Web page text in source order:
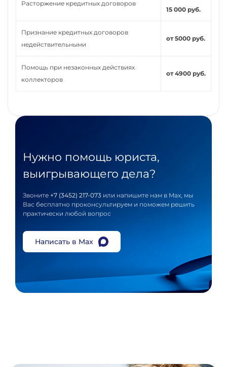
Расторжение кредитных договоров
15 000 руб.
Признание кредитных договоров
недействительными
от 5000 руб.
Помощь при незаконных действиях
коллекторов
от 4900 руб.
Нужно помощь юриста,
выигрывающего дела?
Звоните +7 (3452) 217-073 или напишите нам в Max, мы
Вас бесплатно проконсультируем и поможем решить
практически любой вопрос
Написать в Max